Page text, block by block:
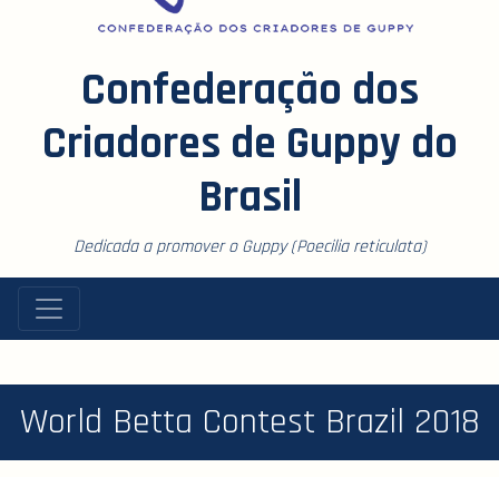
Confederação dos
Criadores de Guppy do
Brasil
Dedicada a promover o Guppy (Poecilia reticulata)
World Betta Contest Brazil 2018